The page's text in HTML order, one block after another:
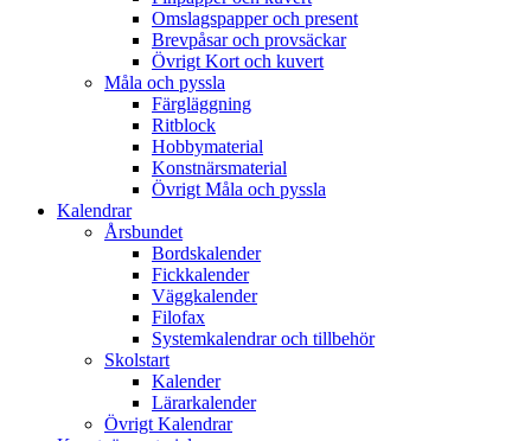
Omslagspapper och present
Brevpåsar och provsäckar
Övrigt Kort och kuvert
Måla och pyssla
Färgläggning
Ritblock
Hobbymaterial
Konstnärsmaterial
Övrigt Måla och pyssla
Kalendrar
Årsbundet
Bordskalender
Fickkalender
Väggkalender
Filofax
Systemkalendrar och tillbehör
Skolstart
Kalender
Lärarkalender
Övrigt Kalendrar